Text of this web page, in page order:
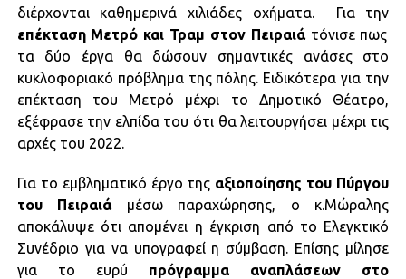
διέρχονται καθημερινά χιλιάδες οχήματα. Για την
επέκταση Μετρό και Τραμ στον Πειραιάτόνισε πως
τα δύο έργα θα δώσουν σημαντικές ανάσες στο
κυκλοφοριακό πρόβλημα της πόλης. Ειδικότερα για την
επέκταση του Μετρό μέχρι το Δημοτικό Θέατρο,
εξέφρασε την ελπίδα του ότι θα λειτουργήσει μέχρι τις
αρχές του 2022.
Για το εμβληματικό έργο της αξιοποίησης του Πύργου
του Πειραιάμέσω παραχώρησης, ο κ.Μώραλης
αποκάλυψε ότι απομένει η έγκριση από το Ελεγκτικό
Συνέδριο για να υπογραφεί η σύμβαση. Επίσης μίλησε
για το ευρύ πρόγραμμα αναπλάσεων στο